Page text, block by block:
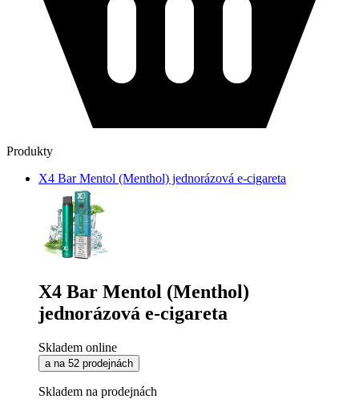
Produkty
X4 Bar Mentol (Menthol) jednorázová e-cigareta
X4 Bar Mentol (Menthol)
jednorázová e-cigareta
Skladem online
a na 52 prodejnách
Skladem na prodejnách